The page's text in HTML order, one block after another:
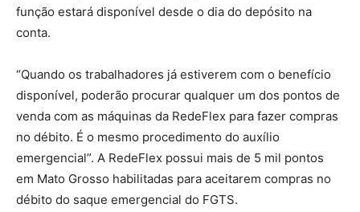
função estará disponível desde o dia do depósito na
conta.
“Quando os trabalhadores já estiverem com o benefício
disponível, poderão procurar qualquer um dos pontos de
venda com as máquinas da RedeFlex para fazer compras
no débito. É o mesmo procedimento do auxílio
emergencial”. A RedeFlex possui mais de 5 mil pontos
em Mato Grosso habilitadas para aceitarem compras no
débito do saque emergencial do FGTS.